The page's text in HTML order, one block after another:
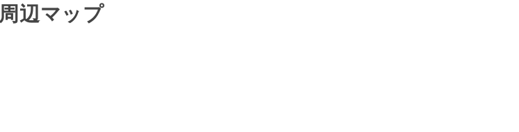
周辺マップ